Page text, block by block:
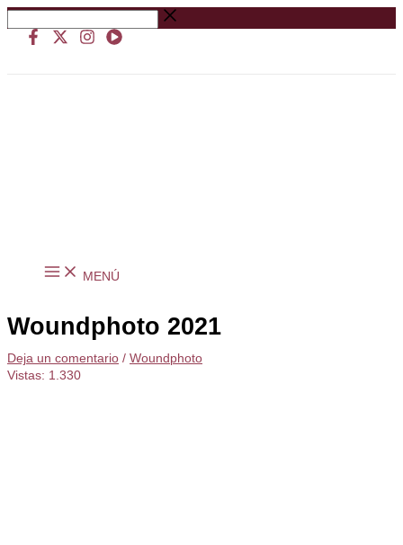
Ir
al
contenido
Buscar
…
MENÚ
Woundphoto 2021
Deja un comentario / Woundphoto
Vistas: 1.330